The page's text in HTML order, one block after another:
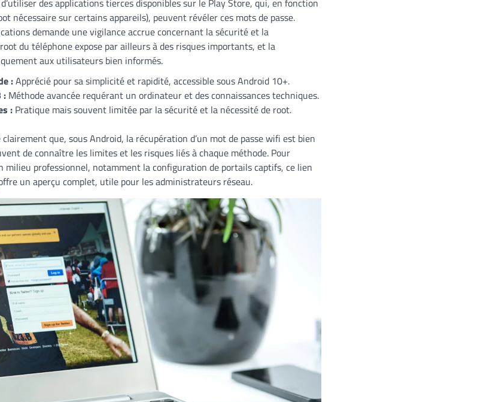
des applications tierces disponibles sur le Play Store, qui, en fonction
nécessaire sur certains appareils), peuvent révéler ces mots de passe.
demande une vigilance accrue concernant la sécurité et la
du téléphone expose par ailleurs à des risques importants, et la
aux utilisateurs bien informés.
:Apprécié pour sa simplicité et rapidité, accessible sous Android 10+.
: Méthode avancée requérant un ordinateur et des connaissances techniques.
: Pratique mais souvent limitée par la sécurité et la nécessité de root.
que, sous Android, la récupération d’un mot de passe wifi est bien
de connaître les limites et les risques liés à chaque méthode. Pour
milieu professionnel, notamment la configuration de portails captifs, ce lien
un aperçu complet, utile pour les administrateurs réseau.